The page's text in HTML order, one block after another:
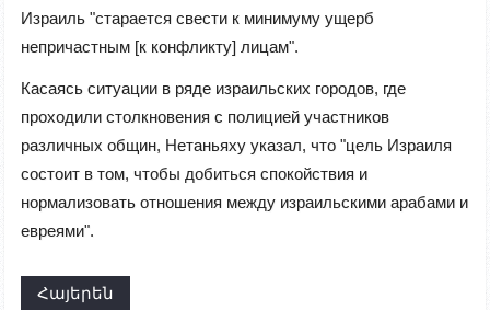
Израиль "старается свести к минимуму ущерб
непричастным [к конфликту] лицам".
Касаясь ситуации в ряде израильских городов, где
проходили столкновения с полицией участников
различных общин, Нетаньяху указал, что "цель Израиля
состоит в том, чтобы добиться спокойствия и
нормализовать отношения между израильскими арабами и
евреями".
Հայերեն